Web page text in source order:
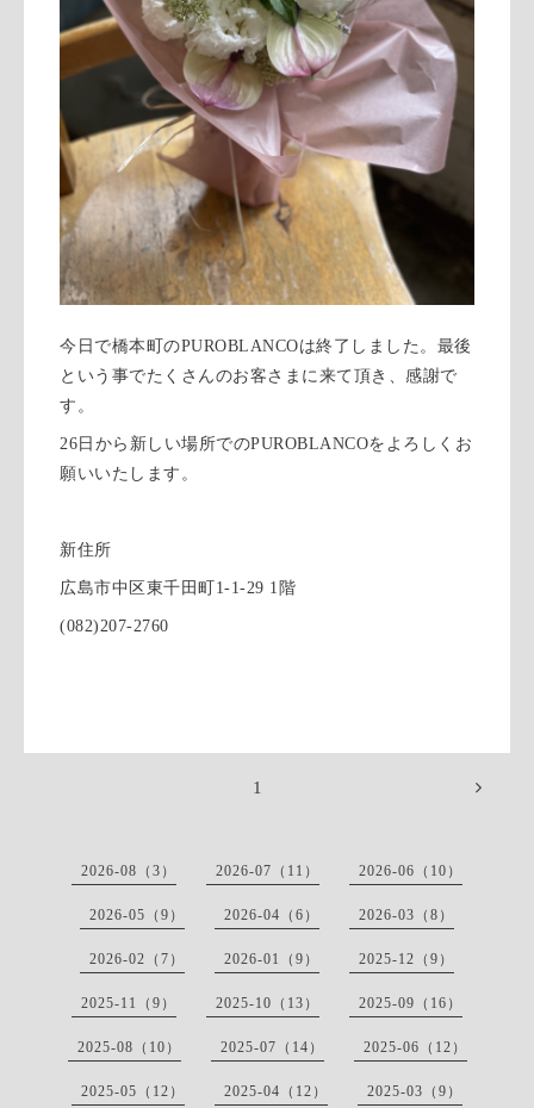
今日で橋本町のPUROBLANCOは終了しました。最後
という事でたくさんのお客さまに来て頂き、感謝で
す。
26日から新しい場所でのPUROBLANCOをよろしくお
願いいたします。
新住所
広島市中区東千田町1-1-29 1階
(082)207-2760
1
2026-08（3） 2026-07（11） 2026-06（10）
2026-05（9） 2026-04（6） 2026-03（8）
2026-02（7） 2026-01（9） 2025-12（9）
2025-11（9） 2025-10（13） 2025-09（16）
2025-08（10） 2025-07（14） 2025-06（12）
2025-05（12） 2025-04（12） 2025-03（9）